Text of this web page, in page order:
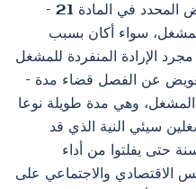
– أن العامل المنزلي يستحق التعويض المحدد في المادة 21
سواء أكان بسبب
– أن المشرع اشترط لاستحقاق التعويض عن الفصل قضاء مدة
وهي مدة طويلة نوعا
سيئي النية الذي قد
حتى يفلتوا من أداء
الاقتصادي والاجتماعي على